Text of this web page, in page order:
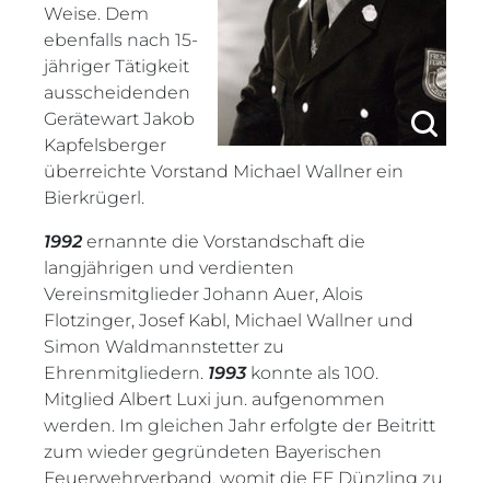
Weise. Dem
ebenfalls nach 15-
jähriger Tätigkeit
ausscheidenden
Gerätewart Jakob
Kapfelsberger
überreichte Vorstand Michael Wallner ein
Bierkrügerl.
1992ernannte die Vorstandschaft die
langjährigen und verdienten
Vereinsmitglieder Johann Auer, Alois
Flotzinger, Josef Kabl, Michael Wallner und
Simon Waldmannstetter zu
Ehrenmitgliedern. 1993konnte als 100.
Mitglied Albert Luxi jun. aufgenommen
werden. Im gleichen Jahr erfolgte der Beitritt
zum wieder gegründeten Bayerischen
Feuerwehrverband, womit die FF Dünzling zu